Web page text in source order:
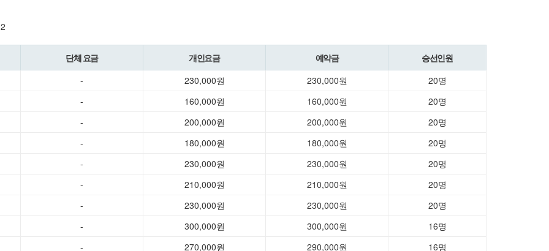
단체 요금 개인요금 예약금
승선인원
-
230,000원 230,000원
20명
-
160,000원 160,000원
20명
-
200,000원 200,000원
20명
-
180,000원 180,000원
20명
-
230,000원 230,000원
20명
-
210,000원 210,000원
20명
-
230,000원 230,000원
20명
-
300,000원 300,000원
16명
-
270,000원 290,000원
16명